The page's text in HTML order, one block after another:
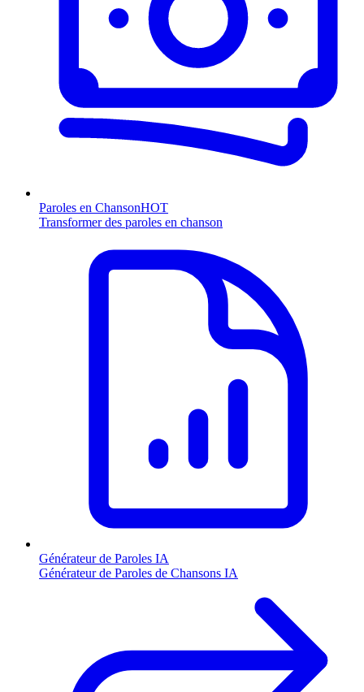
Paroles en ChansonHOT
Transformer des paroles en chanson
Générateur de Paroles IA
Générateur de Paroles de Chansons IA